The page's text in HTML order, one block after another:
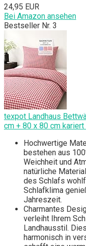
24,95 EUR
Bei Amazon ansehen
Bestseller Nr. 3
texpot Landhaus
cm + 80 x 80 cm
Hochwertige
bestehen aus
Weichheit und
natürliche
des Schlafs
Schlafklima
Jahreszeit.
Charmantes
verleiht Ihrem
Landhausstil.
harmonisch in